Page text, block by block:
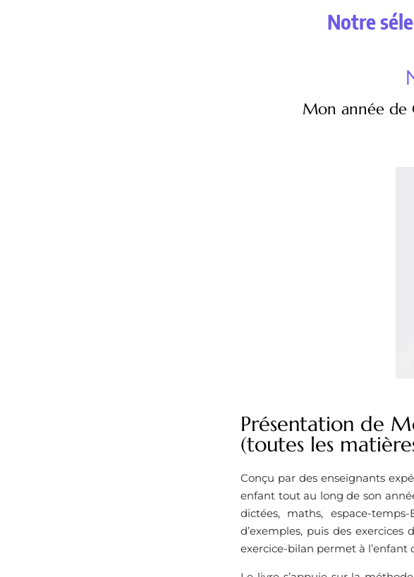
Notre
Mon année de
Présentation de
(toutes les
Conçu par des enseignants
enfant tout au long de son
dictées, maths, espace-
d’exemples, puis des
exercice-bilan permet à l’enfant